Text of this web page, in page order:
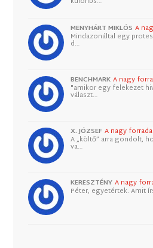
MENYHÁRT MIKLÓS A
Mindazonáltal egy
d…
BENCHMARK A nagy
"amikor egy felekezet
választ…
X. JÓZSEF A nagy
A „költő” arra gondolt,
va…
KERESZTÉNY A nagy
Péter, egyetértek. Amit